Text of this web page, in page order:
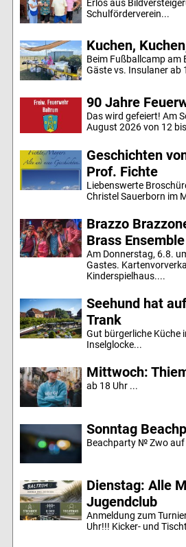
Erlös aus
Schulförderverein...
Kuchen,
Beim Fußballcamp am
Gäste vs. Insulaner ab
90 Jahre
Das wird gefeiert! Am
August 2026 von 12
Geschichten
Prof. Fichte
Liebenswerte
Christel Sauerborn im
Brazzo
Brass Ensemble
Am Donnerstag, 6.8.
Gastes.
Kinderspielhaus....
Seehund hat
Trank
Gut bürgerliche Küche
Inselglocke...
Mittwoch:
ab 18 Uhr ...
Sonntag
Beachparty № Zwo auf
Dienstag: Alle
Jugendclub
Anmeldung zum
Uhr!!! Kicker- und